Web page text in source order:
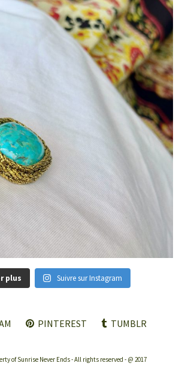
plus Suivre sur Instagram
PINTEREST TUMBLR
of Sunrise Never Ends - All rights reserved - @ 2017